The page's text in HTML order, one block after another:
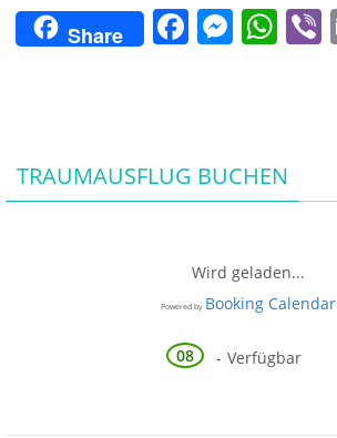
Share F
a
b
o
k
M
e
n
g
W
h
A
p
TRAUMAUSFLUG BUCHEN
Wird geladen...
Powered by Booking Calendar
08 - Verfügbar